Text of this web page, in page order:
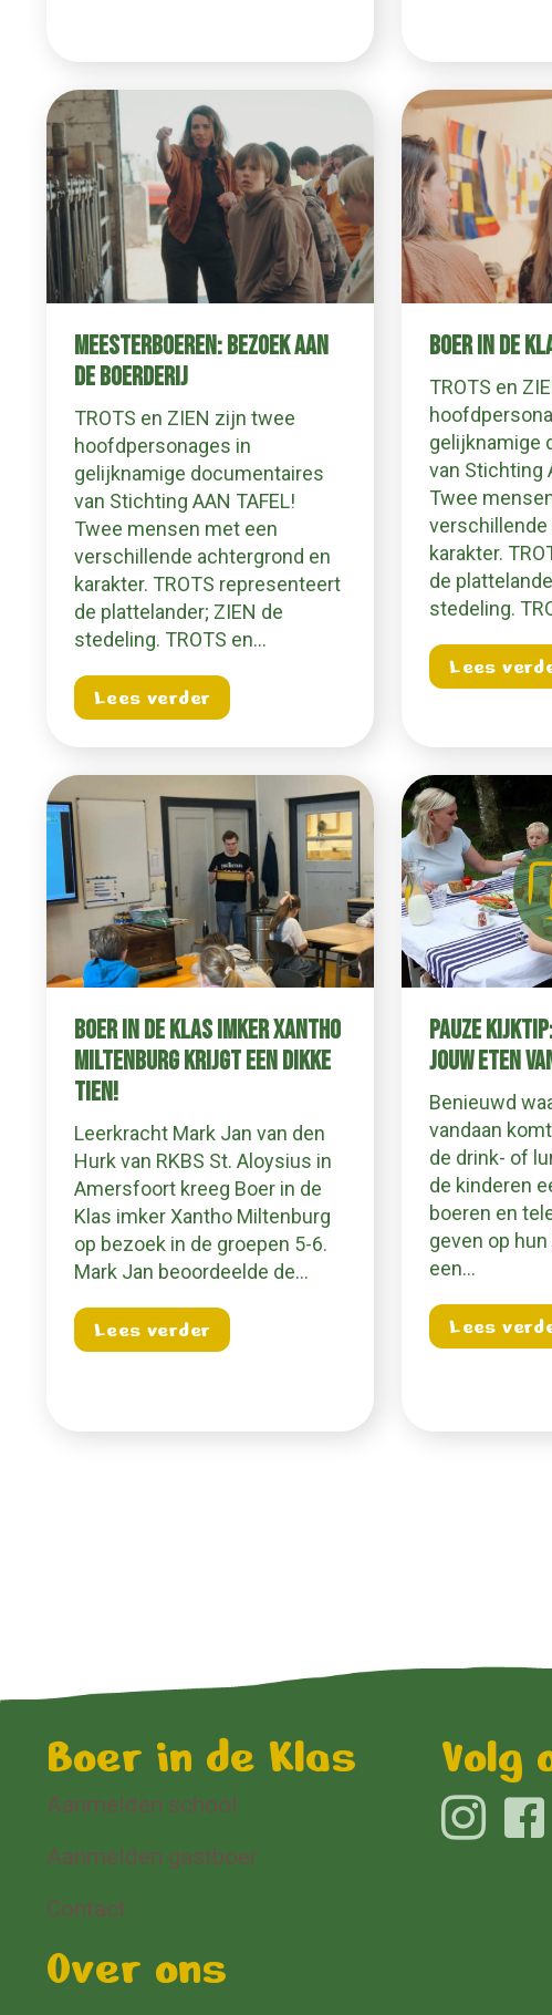
MEESTERBOEREN: BEZOEK AAN
DE BOERDERIJ
TROTS en ZIEN zijn twee
hoofdpersonages in
gelijknamige documentaires
van Stichting AAN TAFEL!
Twee mensen met een
verschillende achtergrond en
karakter. TROTS representeert
de plattelander; ZIEN de
stedeling. TROTS en…
Lees verderabout Meesterboeren: bezoek aan
BOER IN DE
TROTS en
gelijknamige
van Stichting
Twee
verschillende
karakter.
de
stedeling.
Lees
BOER IN DE KLAS IMKER XANTHO
MILTENBURG KRIJGT EEN DIKKE
TIEN!
Leerkracht Mark Jan van den
Hurk van RKBS St. Aloysius in
Amersfoort kreeg Boer in de
Klas imker Xantho Miltenburg
op bezoek in de groepen 5-6.
Mark Jan beoordeelde de…
Lees verderabout Boer in de Klas imker
PAUZE
JOUW ETEN
Benieuwd
vandaan
de drink- of
de kinderen
boeren en
geven op
een…
Lees
Boer in de Klas
Aanmelden school
Aanmelden gastboer
Contact
Volg
Over ons